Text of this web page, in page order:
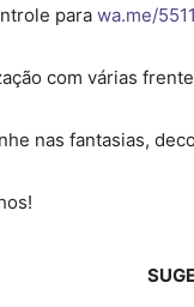
para wa.me/
com várias
nas fantasias,